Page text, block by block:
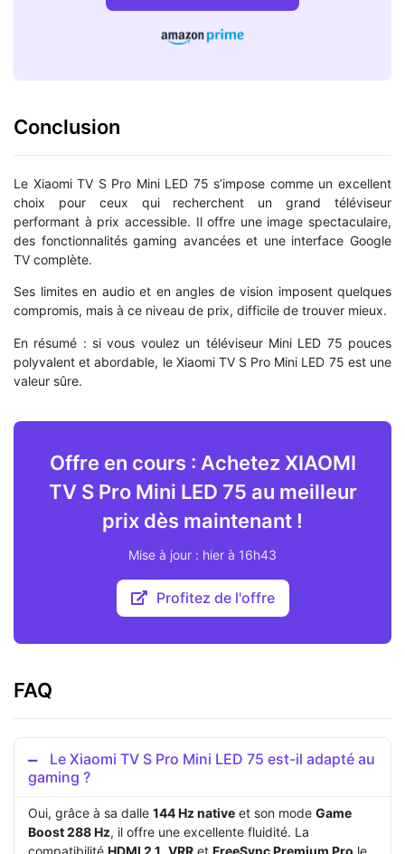
Conclusion
Le Xiaomi TV S Pro Mini LED 75 s’impose comme un excellent
choix pour ceux qui recherchent un grand téléviseur
performant à prix accessible. Il offre une image spectaculaire,
des fonctionnalités gaming avancées et une interface Google
TV complète.
Ses limites en audio et en angles de vision imposent quelques
compromis, mais à ce niveau de prix, difficile de trouver mieux.
En résumé : si vous voulez un téléviseur Mini LED 75 pouces
polyvalent et abordable, le Xiaomi TV S Pro Mini LED 75 est une
valeur sûre.
Offre en cours : Achetez XIAOMI
TV S Pro Mini LED 75 au meilleur
prix dès maintenant !
Mise à jour : hier à 16h43
Profitez de l'offre
FAQ
Le Xiaomi TV S Pro Mini LED 75 est-il adapté au
gaming ?
Oui, grâce à sa dalle 144 Hz native et son mode Game
Boost 288 Hz, il offre une excellente fluidité. La
compatibilité HDMI 2.1 VRR et FreeSync Premium Pro le